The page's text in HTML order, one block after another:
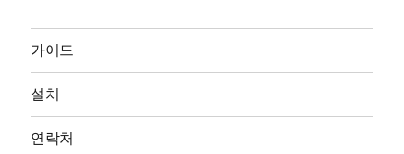
가이드
설치
연락처